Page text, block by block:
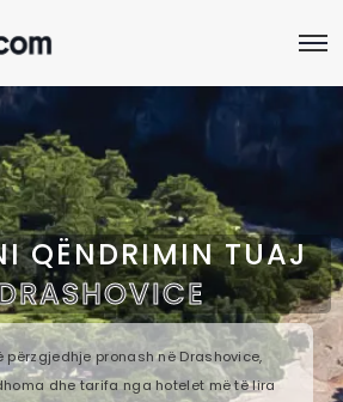
QËNDRIMIN TUAJ
përzgjedhje pronash në Drashovice,
dhe tarifa nga hotelet më të lira